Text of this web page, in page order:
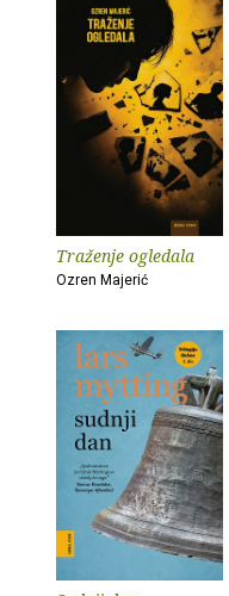
Traženje ogledala
Ozren Majerić